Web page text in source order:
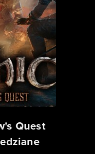
Quest